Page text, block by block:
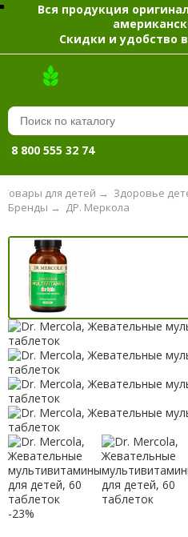
Вся продукция
Скидки и удобство
8 800 555 32 74
Товары для детей → Здоровье
ДР. Меркола
Бренды →
-23%